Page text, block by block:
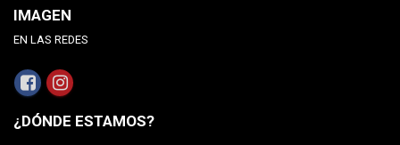
IMAGEN
EN LAS REDES
¿DÓNDE ESTAMOS?